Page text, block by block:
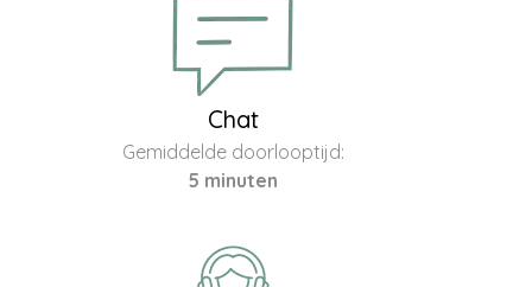
Chat
Gemiddelde doorlooptijd:
5 minuten